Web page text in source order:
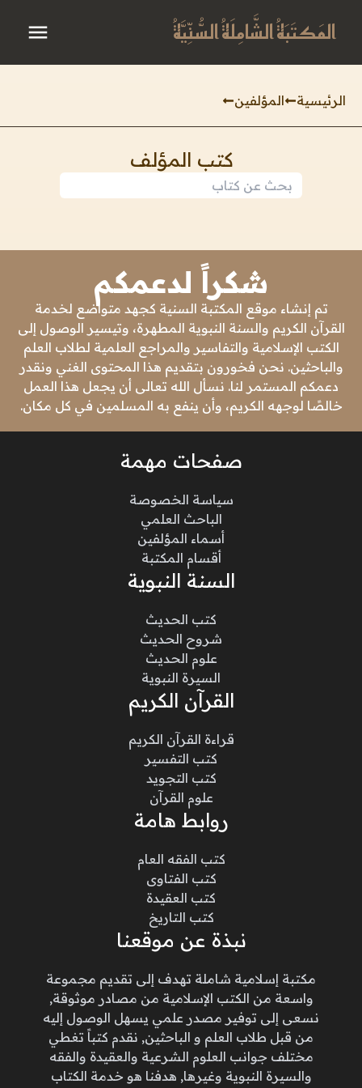
المَكتَبَةُ الشَّامِلَةُ السُّنِّيَّةُ
الرئيسية المؤلفين
كتب المؤلف
شكراً لدعمكم
تم إنشاء موقع المكتبة السنية كجهد متواضع لخدمة
القرآن الكريم والسنة النبوية المطهرة، وتيسير الوصول إلى
الكتب الإسلامية والتفاسير والمراجع العلمية لطلاب العلم
والباحثين. نحن فخورون بتقديم هذا المحتوى الغني ونقدر
دعمكم المستمر لنا. نسأل الله تعالى أن يجعل هذا العمل
خالصًا لوجهه الكريم، وأن ينفع به المسلمين في كل مكان.
صفحات مهمة
سياسة الخصوصة
الباحث العلمي
أسماء المؤلفين
أقسام المكتبة
السنة النبوية
كتب الحديث
شروح الحديث
علوم الحديث
السيرة النبوية
القرآن الكريم
قراءة القرآن الكريم
كتب التفسير
كتب التجويد
علوم القرآن
روابط هامة
كتب الفقه العام
كتب الفتاوى
كتب العقيدة
كتب التاريخ
نبذة عن موقعنا
مكتبة إسلامية شاملة تهدف إلى تقديم مجموعة
واسعة من الكتب الإسلامية من مصادر موثوقة,
نسعى إلى توفير مصدر علمي يسهل الوصول إليه
من قبل طلاب العلم و الباحثين, نقدم كتباً تغطي
مختلف جوانب العلوم الشرعية والعقيدة والفقه
والسيرة النبوية وغيرها, هدفنا هو خدمة الكتاب